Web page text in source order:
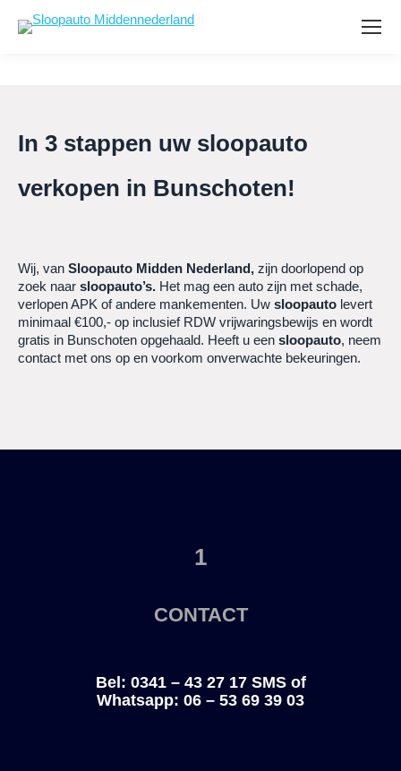
In 3 stappen uw sloopauto
verkopen in Bunschoten!
Wij, van Sloopauto Midden Nederland, zijn doorlopend op
zoek naar sloopauto’s. Het mag een auto zijn met schade,
verlopen APK of andere mankementen. Uw sloopauto levert
minimaal €100,- op inclusief RDW vrijwaringsbewijs en wordt
gratis in Bunschoten opgehaald. Heeft u een sloopauto, neem
contact met ons op en voorkom onverwachte bekeuringen.
1
CONTACT
Bel: 0341 – 43 27 17 SMS of
Whatsapp: 06 – 53 69 39 03